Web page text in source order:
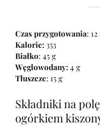
Czas przygotowania:
Kalorie: 353
Białko: 45 g
Węglowodany: 4 g
Tłuszcze: 15 g
Składniki na
ogórkiem